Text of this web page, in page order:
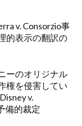
v. Consorzio事
的表示の翻訳の
ーのオリジナル
権を侵害してい
v.
備的裁定